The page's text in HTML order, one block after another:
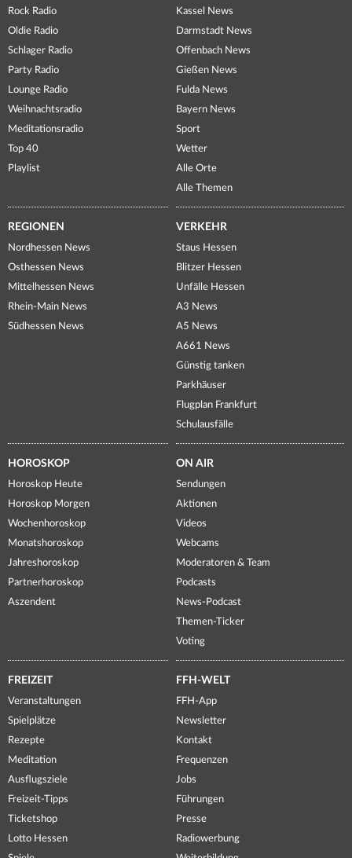
Rock Radio
Oldie Radio
Schlager Radio
Party Radio
Lounge Radio
Weihnachtsradio
Meditationsradio
Top 40
Playlist
Kassel News
Darmstadt News
Offenbach News
Gießen News
Fulda News
Bayern News
Sport
Wetter
Alle Orte
Alle Themen
REGIONEN
Nordhessen News
Osthessen News
Mittelhessen News
Rhein-Main News
Südhessen News
VERKEHR
Staus Hessen
Blitzer Hessen
Unfälle Hessen
A3 News
A5 News
A661 News
Günstig tanken
Parkhäuser
Flugplan Frankfurt
Schulausfälle
HOROSKOP
Horoskop Heute
Horoskop Morgen
Wochenhoroskop
Monatshoroskop
Jahreshoroskop
Partnerhoroskop
Aszendent
ON AIR
Sendungen
Aktionen
Videos
Webcams
Moderatoren & Team
Podcasts
News-Podcast
Themen-Ticker
Voting
FREIZEIT
Veranstaltungen
Spielplätze
Rezepte
Meditation
Ausflugsziele
Freizeit-Tipps
Ticketshop
Lotto Hessen
FFH-WELT
FFH-App
Newsletter
Kontakt
Frequenzen
Jobs
Führungen
Presse
Radiowerbung